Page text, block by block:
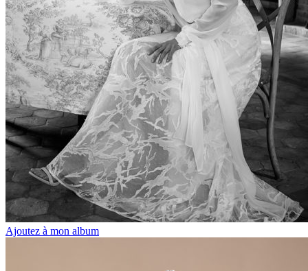
Ajoutez à mon album